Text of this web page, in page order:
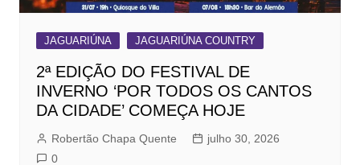
JAGUARIÚNA JAGUARIÚNA COUNTRY
2ª EDIÇÃO DO FESTIVAL DE
INVERNO ‘POR TODOS OS CANTOS
DA CIDADE’ COMEÇA HOJE
Robertão Chapa Quente
julho 30, 2026
0